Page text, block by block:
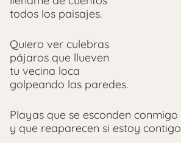
todos los paisajes.
Quiero ver culebras
pájaros que llueven
tu vecina loca
golpeando las paredes.
Playas que se esconden conmigo
y que reaparecen si estoy contigo